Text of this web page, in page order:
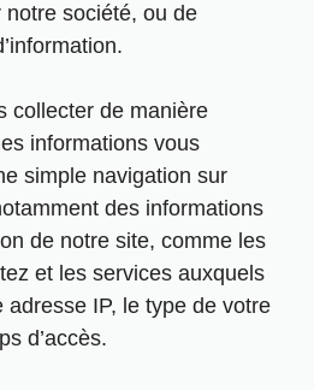
société, ou de
collecter de manière
informations vous
simple navigation sur
des informations
de notre site, comme les
et les services auxquels
adresse IP, le type de votre
d’accès.